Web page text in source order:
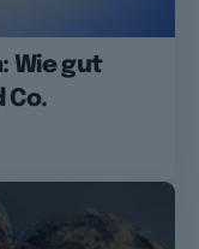
Wie gut
Co.